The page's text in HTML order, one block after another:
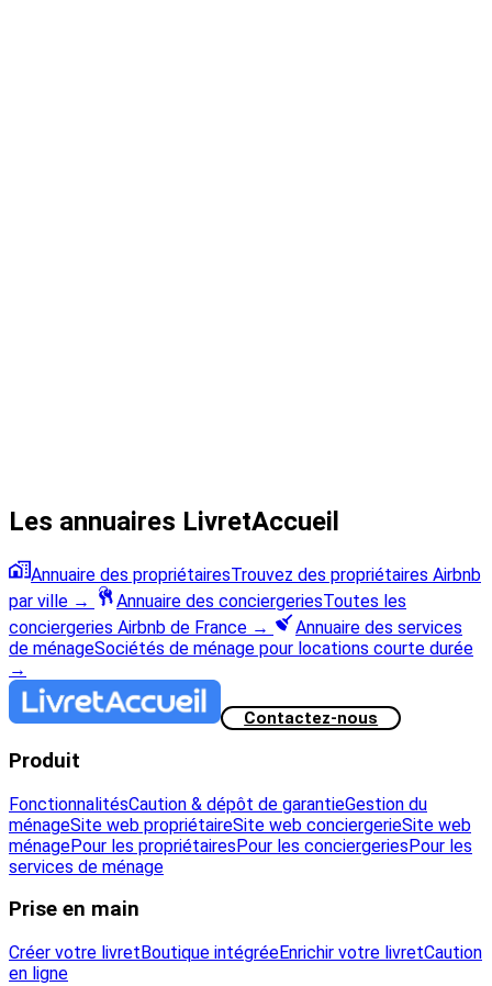
Les annuaires LivretAccueil
Annuaire des propriétairesTrouvez des propriétaires Airbnb
par ville → Annuaire des conciergeriesToutes les
conciergeries Airbnb de France →
Annuaire des services
de ménageSociétés de ménage pour locations courte durée
→
Contactez-nous
Produit
FonctionnalitésCaution & dépôt de garantieGestion du
ménageSite web propriétaireSite web conciergerieSite web
ménagePour les propriétairesPour les conciergeriesPour les
services de ménage
Prise en main
Créer votre livretBoutique intégréeEnrichir votre livretCaution
en ligne